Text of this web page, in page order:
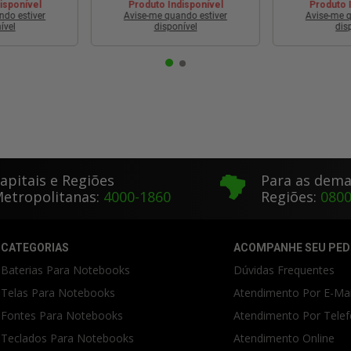
estiver
Produto Indisponível
Avise-me quando estiver
disponível
Produto
Avise-me
e Regiões
4000-1860
Para as
Regiões:
CATEGORIAS
Baterias Para Notebooks
Telas Para Notebooks
Fontes Para Notebooks
Teclados Para Notebooks
ACOMPANHE SEU
Dúvidas Frequentes
Atendimento Por E-
Atendimento Por
Atendimento Online